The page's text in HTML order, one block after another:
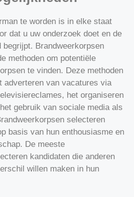
te worden is in elke staat
dat u uw onderzoek doet en de
Brandweerkorpsen
methoden om potentiële
te vinden. Deze methoden
adverteren van vacatures via
het organiseren
gebruik van sociale media als
selecteren
basis van hun enthousiasme en
De meeste
kandidaten die anderen
willen maken in hun